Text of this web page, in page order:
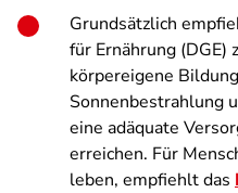
Grundsätzlich
für Ernährung (DGE)
körpereigene
Sonnenbestrahlung
eine adäquate
erreichen. Für
leben, empfiehlt das